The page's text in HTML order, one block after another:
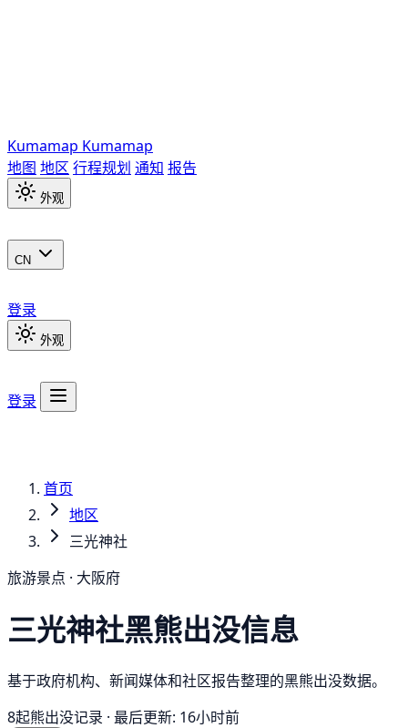
Kumamap Kumamap
地图 地区 行程规划 通知 报告
外观
CN
登录
外观
登录
首页
地区
三光神社
旅游景点 · 大阪府
三光神社黑熊出没信息
基于政府机构、新闻媒体和社区报告整理的黑熊出没数据。
8起熊出没记录 · 最后更新: 16小时前